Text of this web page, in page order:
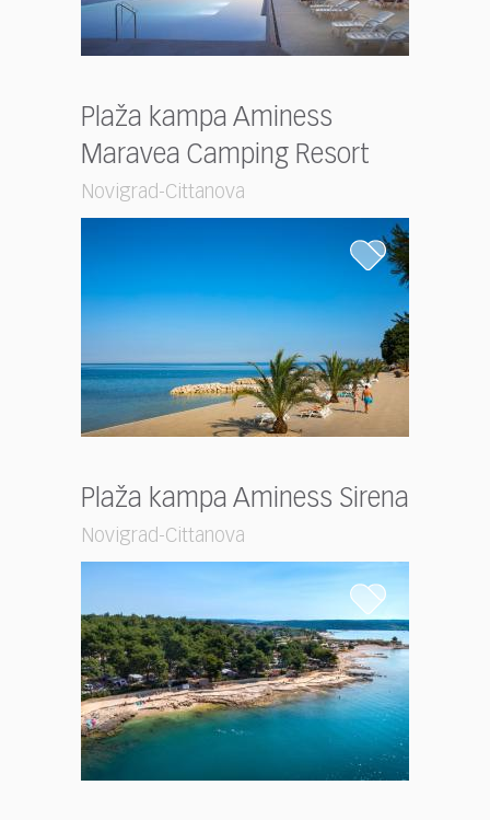
Plaža kampa Aminess
Maravea Camping Resort
Novigrad-Cittanova
Plaža kampa Aminess Sirena
Novigrad-Cittanova